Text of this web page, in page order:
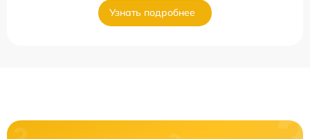
Узнать подробнее